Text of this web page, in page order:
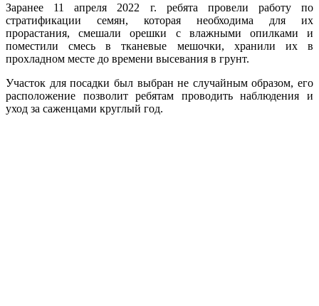
Заранее 11 апреля 2022 г. ребята провели работу по
стратификации семян, которая необходима для их
прорастания, смешали орешки с влажными опилками и
поместили смесь в тканевые мешочки, хранили их в
прохладном месте до времени высевания в грунт.
Участок для посадки был выбран не случайным образом, его
расположение позволит ребятам проводить наблюдения и
уход за саженцами круглый год.